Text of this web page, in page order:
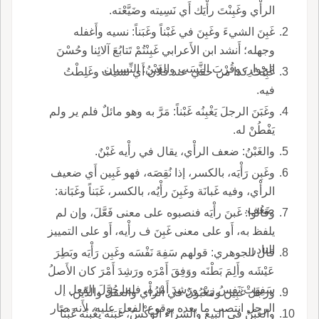
الرأْي وغَبِنْتَ رأْيَك أَي نَسِيته وضَيَّعْته.
غَبِنَ الشيءَ وغَبِنَ في غَبْناً وغَبَناً: نسيه وأَغفله
وجهله؛ أَنشد ابن الأَعرابي غَبِنْتُمْ تَتابُعَ آلائِنا وحُسْنَ
الجِوارِ، وقُرْبَ النَّسَب والغَبْنُ: النِّسيان.
غَبِنْتُ كذا من حقي عند فلان أَي نسيت وغَلِطْتُ
فيه.
وغَبَنَ الرجلَ يَغْبِنُه غَبْناً: مَرَّ به وهو مائلٌ فلم ير ولم
يَفْطُنْ له.
والغَبْنُ: ضعف الرأْي، يقال في رأْيه غَبْنٌ.
وغَبِن رَأْيَه، بالكسر، إذا نُقِصَه، فهو غَبِين أَي ضعيف
الرأْي، وفيه غَبانَة وغَبِنَ رأْيُه، بالكسر، غَبَناً وغَبَانة:
ضَعُف.
وقالوا: غَبنَ رأْيَه فنصبوه على معنى فَعَّلَ، وإن لم
يلفظ به، أَو على معنى غَبِنَ ف رأْيه، أَو على التمييز
النادر.
قال الجوهري: قولهم سَفِهَ نَفْسَه وغَبِن رَأْيَه وبَطِرَ
عَيْشَه وأَلِمَ بَطْنَه ووَفِقَ أَمْرَه ورَشِدَ أَمْرَ كان الأَصلُ
سَفِهَتْ نَفسُ زيد ورَشِدَ أَمْرُه، فلما حُوَّلَ الفعل إل
الرجل انتصب ما بعده بوقوع الفعل عليه، لأَنه صار
ورجل غَبِين ومَغْبُونٌ في الرأْي والعقل والدِّين.
والغَبْنُ في البيع والشراء الوَكْسُ، غَبَنَه يَغْبِنُه غَبْناً